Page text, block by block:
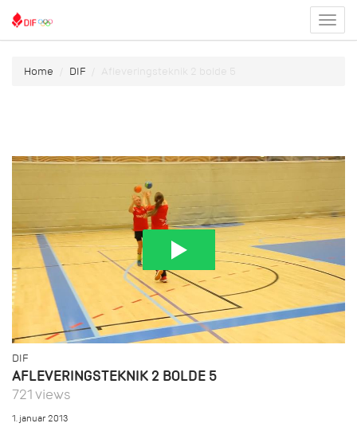
menu
Home DIF Afleveringsteknik 2 bolde 5
DIF
AFLEVERINGSTEKNIK 2 BOLDE 5
721 views
1. januar 2013